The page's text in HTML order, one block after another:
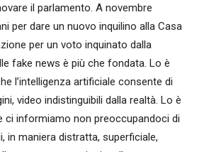
il parlamento. A novembre
per dare un nuovo inquilino alla Casa
per un voto inquinato dalla
fake news è più che fondata. Lo è
l’intelligenza artificiale consente di
video indistinguibili dalla realtà. Lo è
ci informiamo non preoccupandoci di
in maniera distratta, superficiale,